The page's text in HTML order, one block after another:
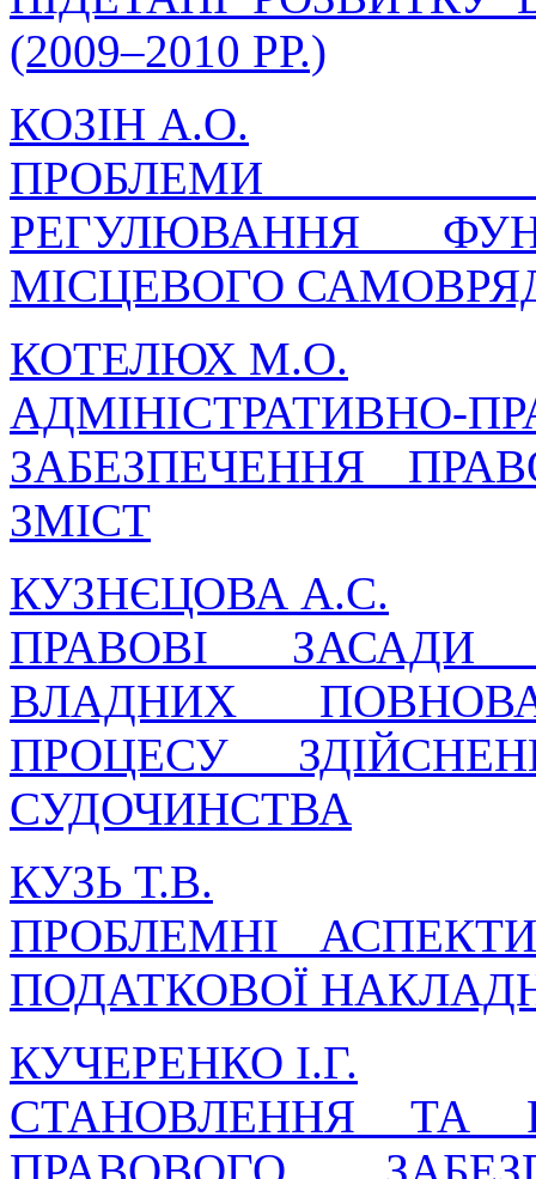
(2009–2010 РР.)
КОЗІН А.О.
ПРОБЛЕМИ
РЕГУЛЮВАННЯ
МІСЦЕВОГО
КОТЕЛЮХ М.О.
ЗАБЕЗПЕЧЕННЯ
ЗМІСТ
КУЗНЄЦОВА А.С.
ПРАВОВІ ЗАСАДИ
ВЛАДНИХ
ПРОЦЕСУ
СУДОЧИНСТВА
КУЗЬ Т.В.
ПРОБЛЕМНІ
ПОДАТКОВОЇ
КУЧЕРЕНКО І.Г.
СТАНОВЛЕННЯ ТА